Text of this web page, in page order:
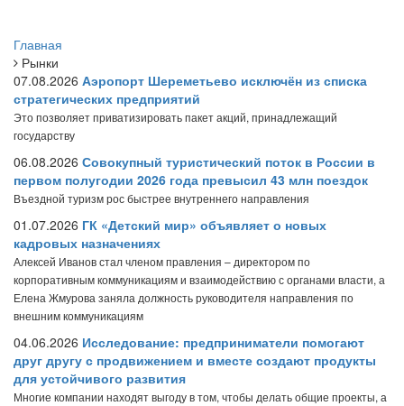
Главная
Рынки
07.08.2026 Аэропорт Шереметьево исключён из списка
стратегических предприятий
Это позволяет приватизировать пакет акций, принадлежащий
государству
06.08.2026 Совокупный туристический поток в России в
первом полугодии 2026 года превысил 43 млн поездок
Въездной туризм рос быстрее внутреннего направления
01.07.2026 ГК «Детский мир» объявляет о новых
кадровых назначениях
Алексей Иванов стал членом правления – директором по
корпоративным коммуникациям и взаимодействию с органами власти, а
Елена Жмурова заняла должность руководителя направления по
внешним коммуникациям
04.06.2026 Исследование: предприниматели помогают
друг другу с продвижением и вместе создают продукты
для устойчивого развития
Многие компании находят выгоду в том, чтобы делать общие проекты, а